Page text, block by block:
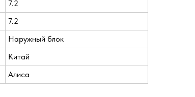
7.2
7.2
Наружный блок
Китай
Алиса